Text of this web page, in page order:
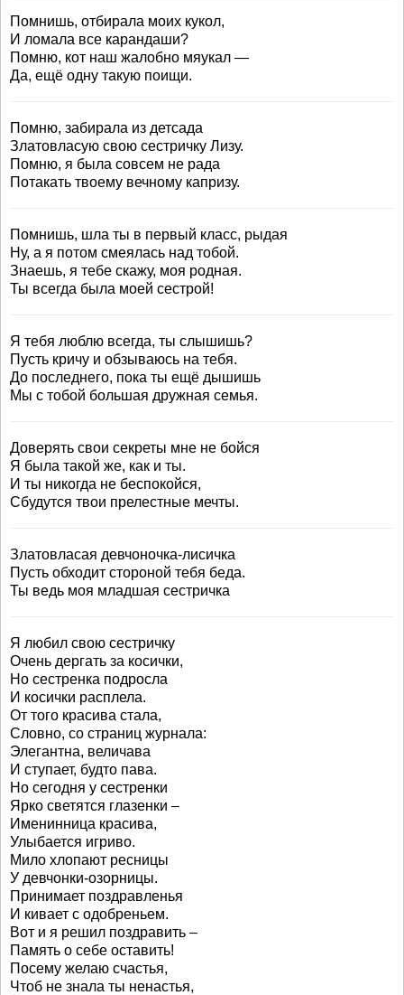
Помнишь, отбирала моих кукол,
И ломала все карандаши?
Помню, кот наш жалобно мяукал —
Да, ещё одну такую поищи.
Помню, забирала из детсада
Златовласую свою сестричку Лизу.
Помню, я была совсем не рада
Потакать твоему вечному капризу.
Помнишь, шла ты в первый класс, рыдая
Ну, а я потом смеялась над тобой.
Знаешь, я тебе скажу, моя родная.
Ты всегда была моей сестрой!
Я тебя люблю всегда, ты слышишь?
Пусть кричу и обзываюсь на тебя.
До последнего, пока ты ещё дышишь
Мы с тобой большая дружная семья.
Доверять свои секреты мне не бойся
Я была такой же, как и ты.
И ты никогда не беспокойся,
Сбудутся твои прелестные мечты.
Златовласая девчоночка-лисичка
Пусть обходит стороной тебя беда.
Ты ведь моя младшая сестричка
Я любил свою сестричку
Очень дергать за косички,
Но сестренка подросла
И косички расплела.
От того красива стала,
Словно, со страниц журнала:
Элегантна, величава
И ступает, будто пава.
Но сегодня у сестренки
Ярко светятся глазенки –
Именинница красива,
Улыбается игриво.
Мило хлопают ресницы
У девчонки-озорницы.
Принимает поздравленья
И кивает с одобреньем.
Вот и я решил поздравить –
Память о себе оставить!
Посему желаю счастья,
Чтоб не знала ты ненастья,